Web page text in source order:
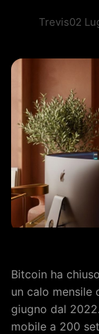
Trevis02
Bitcoin ha
un calo mensile
giugno dal
mobile a 200